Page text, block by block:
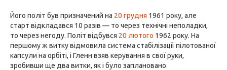
Його політ був призначений на 20 грудня 1961 року, але
старт відкладався 10 разів — то через технічні неполадки,
то через негоду. Політ відбувся 20 лютого 1962 року. На
першому ж витку відмовила система стабілізації пілотованої
капсули на орбіті, і Гленн взяв керування в свої руки,
зробивши ще два витки, як і було заплановано.